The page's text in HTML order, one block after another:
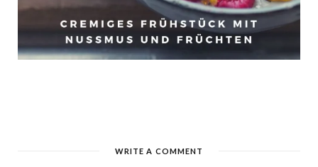
WRITE A COMMENT